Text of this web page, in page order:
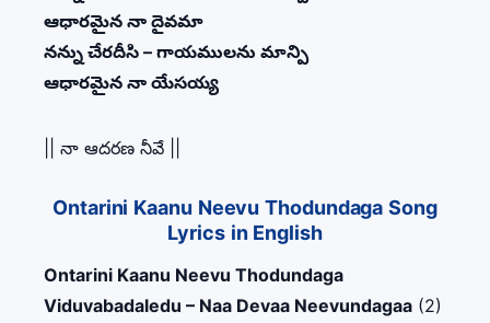
ఆధారమైన నా దైవమా
నన్ను చేరదీసి – గాయములను మాన్పి
ఆధారమైన నా యేసయ్య
|| నా ఆదరణ నీవే ||
Ontarini Kaanu Neevu Thodundaga Song
Lyrics in English
Ontarini Kaanu Neevu Thodundaga
Viduvabadaledu – Naa Devaa Neevundagaa (2)